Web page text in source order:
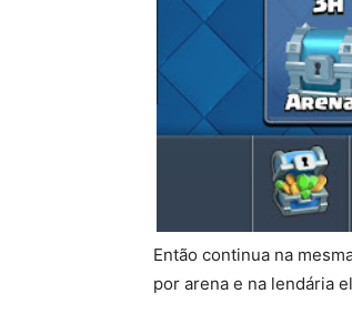
Então continua na
por arena e na lendária